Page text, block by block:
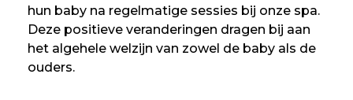
hun baby na regelmatige sessies bij onze spa.
Deze positieve veranderingen dragen bij aan
het algehele welzijn van zowel de baby als de
ouders.